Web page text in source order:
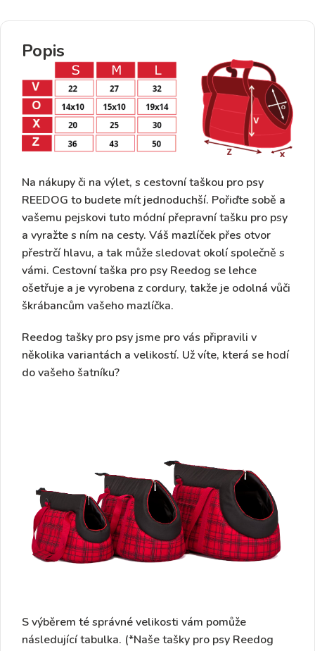
Popis
Na nákupy či na výlet, s cestovní taškou pro psy
REEDOG to budete mít jednoduchší. Pořiďte sobě a
vašemu pejskovi tuto módní přepravní tašku pro psy
a vyražte s ním na cesty. Váš mazlíček přes otvor
přestrčí hlavu, a tak může sledovat okolí společně s
vámi. Cestovní taška pro psy Reedog se lehce
ošetřuje a je vyrobena z cordury, takže je odolná vůči
škrábancům vašeho mazlíčka.
Reedog tašky pro psy jsme pro vás připravili v
několika variantách a velikostí. Už víte, která se hodí
do vašeho šatníku?
S výběrem té správné velikosti vám pomůže
následující tabulka. (*Naše tašky pro psy Reedog